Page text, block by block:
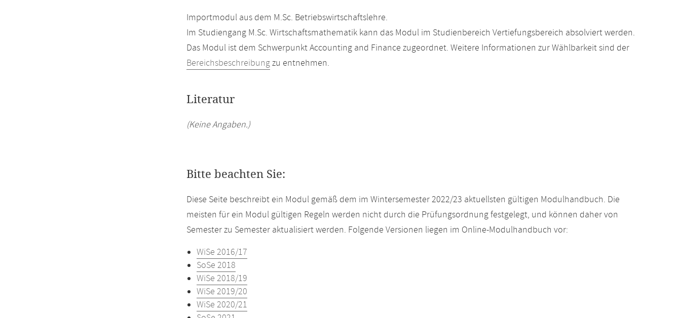
Importmodul aus dem M.Sc. Betriebswirtschaftslehre.
Im Studiengang M.Sc. Wirtschaftsmathematik kann das Modul im Studienbereich Vertiefungsbereich absolviert werden.
Das Modul ist dem Schwerpunkt Accounting and Finance zugeordnet. Weitere Informationen zur Wählbarkeit sind der
Bereichsbeschreibungzu entnehmen.
Literatur
(Keine Angaben.)
Bitte beachten Sie:
Diese Seite beschreibt ein Modul gemäß dem im Wintersemester 2022/23 aktuellsten gültigen Modulhandbuch. Die
meisten für ein Modul gültigen Regeln werden nicht durch die Prüfungsordnung festgelegt, und können daher von
Semester zu Semester aktualisiert werden. Folgende Versionen liegen im Online-Modulhandbuch vor:
WiSe 2016/17
SoSe 2018
WiSe 2018/19
WiSe 2019/20
WiSe 2020/21